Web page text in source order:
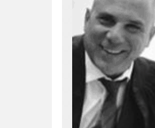
עו"ד אבי כהן
פלילי פשיעה חמורה
קטינים אלימות סמים
עבירות מין
0523647066
ויקי שמואל – משרד עו"ד
משפט פלילי
0528959600